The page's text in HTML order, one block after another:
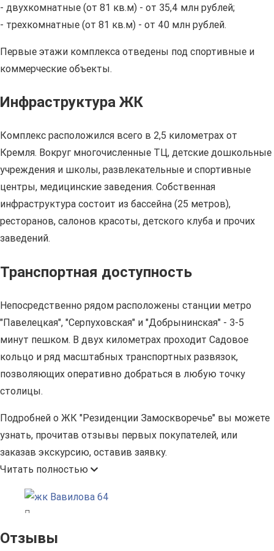
- двухкомнатные (от 81 кв.м) - от 35,4 млн рублей;
- трехкомнатные (от 81 кв.м) - от 40 млн рублей.
Первые этажи комплекса отведены под спортивные и
коммерческие объекты.
Инфраструктура ЖК
Комплекс расположился всего в 2,5 километрах от
Кремля. Вокруг многочисленные ТЦ, детские дошкольные
учреждения и школы, развлекательные и спортивные
центры, медицинские заведения. Собственная
инфраструктура состоит из бассейна (25 метров),
ресторанов, салонов красоты, детского клуба и прочих
заведений.
Транспортная доступность
Непосредственно рядом расположены станции метро
"Павелецкая", "Серпуховская" и "Добрынинская" - 3-5
минут пешком. В двух километрах проходит Садовое
кольцо и ряд масштабных транспортных развязок,
позволяющих оперативно добраться в любую точку
столицы.
Подробней о ЖК "Резиденции Замоскворечье" вы можете
узнать, прочитав отзывы первых покупателей, или
заказав экскурсию, оставив заявку.
Читать полностью
Отзывы